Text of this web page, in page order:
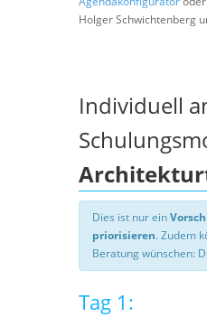
Holger Schwichtenberg
Individuell
Dies ist nur ein
priorisieren. Zudem
Beratung wünschen:
Tag 1: